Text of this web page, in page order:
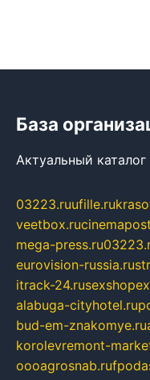
База
Актуальный
03223.ruufille.ru
veetbox.ru
mega-press.ru
eurovision-russia.ru
itrack-24.ru
alabuga-cityhotel.ru
bud-em-znakomye.ru
korolevremont-
oooagrosnab.ru